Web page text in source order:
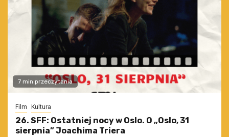
7 min przeczytania
Film Kultura
26. SFF: Ostatniej nocy w Oslo. O „Oslo, 31
sierpnia” Joachima Triera